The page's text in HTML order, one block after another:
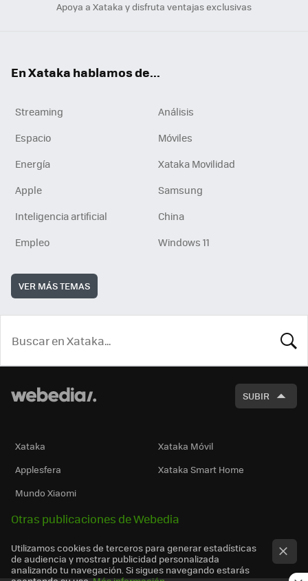
Apoya a Xataka y disfruta ventajas exclusivas
En Xataka hablamos de...
Streaming
Análisis
Espacio
Móviles
Energía
Xataka Movilidad
Apple
Samsung
Inteligencia artificial
China
Empleo
Windows 11
VER MÁS TEMAS
SUBIR
Xataka
Xataka Móvil
Applesfera
Xataka Smart Home
Mundo Xiaomi
Otras publicaciones de Webedia
Utilizamos cookies de terceros para generar estadísticas
de audiencia y mostrar publicidad personalizada
analizando tu navegación. Si sigues navegando estarás